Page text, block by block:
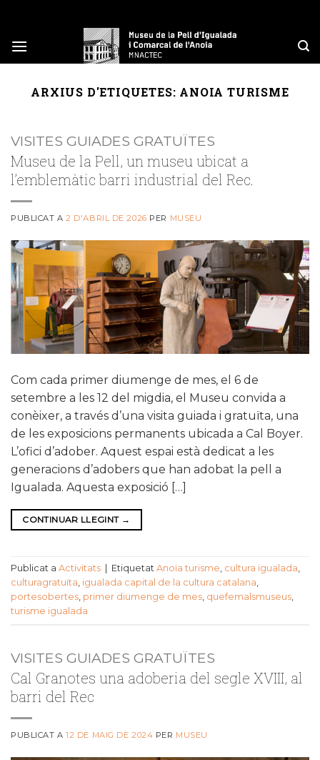
content
ARXIUS D'ETIQUETES: ANOIA TURISME
VISITES GUIADES GRATUÏTES
Museu de la Pell, un museu ubicat a
l’emblemàtic barri industrial del Rec.
PUBLICAT A2 D'ABRIL DE 2026 PER MUSEU
Com cada primer diumenge de mes, el 6 de
setembre a les 12 del migdia, el Museu convida a
conèixer, a través d’una visita guiada i gratuïta, una
de les exposicions permanents ubicada a Cal Boyer.
L’ofici d’adober. Aquest espai està dedicat a les
generacions d’adobers que han adobat la pell a
Igualada. Aquesta exposició […]
CONTINUAR LLEGINT →
Publicat a Activitats Etiquetat Anoia turisme, cultura igualada,
culturagratuïta, igualada capital de la cultura catalana,
portesobertes, primer diumenge de mes, quefemalsmuseus,
turisme igualada
VISITES GUIADES GRATUÏTES
Cal Granotes una adoberia del segle XVIII, al
barri del Rec
PUBLICAT A12 DE MAIG DE 2024 PER MUSEU